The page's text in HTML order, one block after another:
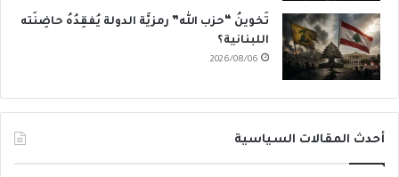
تَخوينُ “حزب الله” رمزيَّة الدولة يُفقِدُهُ حاضِنَته
اللبنانية؟
2026/08/06
أحدث المقالات السياسية